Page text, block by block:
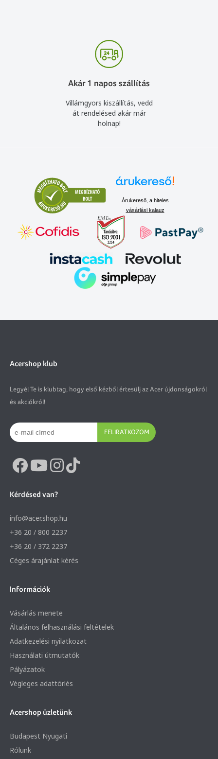
Akár 1 napos szállítás
Villámgyors kiszállítás, vedd
át rendelésed akár már
holnap!
Árukereső, a hiteles
vásárlási kalauz
Acershop klub
Legyél Te is klubtag, hogy első kézből értesülj az Acer újdonságokról
és akciókról!
FELIRATKOZOM
Kérdésed van?
info@acer.shop.hu
+36 20 / 800 2237
+36 20 / 372 2237
Céges árajánlat kérés
Információk
Vásárlás menete
Általános felhasználási feltételek
Adatkezelési nyilatkozat
Használati útmutatók
Pályázatok
Végleges adattörlés
Acershop üzletünk
Budapest Nyugati
Rólunk